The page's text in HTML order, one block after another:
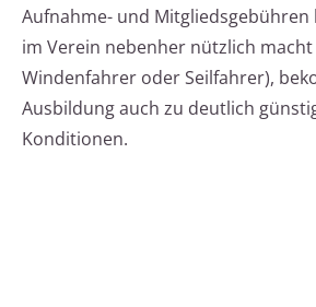
Aufnahme- und
im Verein nebenher nützlich macht
Windenfahrer oder Seilfahrer),
Ausbildung auch zu deutlich
Konditionen.